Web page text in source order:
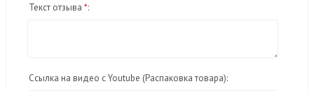
Текст отзыва *:
Ссылка на видео с Youtube (Распаковка товара):